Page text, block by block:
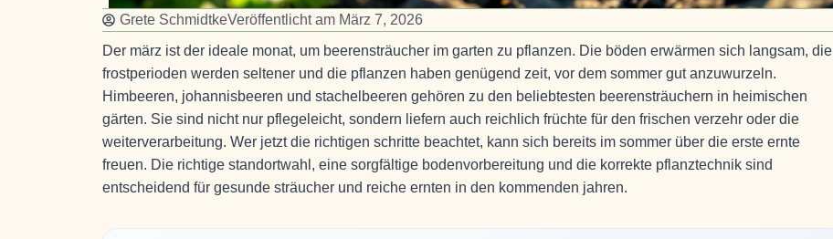
Grete SchmidtkeVeröffentlicht am März 7, 2026
Der märz ist der ideale monat, um beerensträucher im garten zu pflanzen. Die böden erwärmen sich langsam, die
frostperioden werden seltener und die pflanzen haben genügend zeit, vor dem sommer gut anzuwurzeln.
Himbeeren, johannisbeeren und stachelbeeren gehören zu den beliebtesten beerensträuchern in heimischen
gärten. Sie sind nicht nur pflegeleicht, sondern liefern auch reichlich früchte für den frischen verzehr oder die
weiterverarbeitung. Wer jetzt die richtigen schritte beachtet, kann sich bereits im sommer über die erste ernte
freuen. Die richtige standortwahl, eine sorgfältige bodenvorbereitung und die korrekte pflanztechnik sind
entscheidend für gesunde sträucher und reiche ernten in den kommenden jahren.